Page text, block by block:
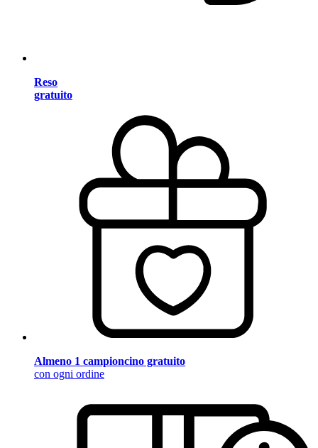
Reso
gratuito
Almeno 1 campioncino gratuito
con ogni ordine